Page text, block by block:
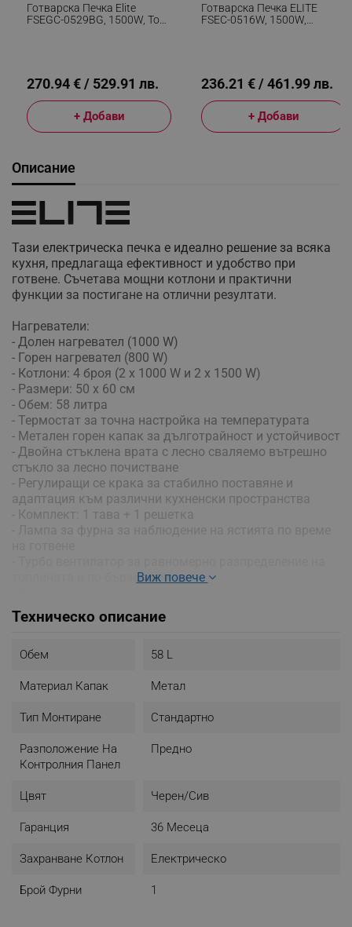
Готварска Печка Elite
FSEGC-0529BG, 1500W, Ток/
270.94 € / 529.91 лв.
+ Добави
Готварска Печка ELITE
FSEC-0516W, 1500W,
236.21 € / 461.99 лв.
+ Добави
Описание
Тази електрическа печка е идеално решение за всяка
кухня, предлагаща ефективност и удобство при
готвене. Съчетава мощни котлони и практични
функции за постигане на отлични резултати.
Нагреватели:
- Долен нагревател (1000 W)
- Горен нагревател (800 W)
- Котлони: 4 броя (2 x 1000 W и 2 x 1500 W)
- Размери: 50 x 60 см
- Обем: 58 литра
- Термостат за точна настройка на температурата
- Метален горен капак за дълготрайност и устойчивост
- Двойна стъклена врата с лесно сваляемо вътрешно
стъкло за лесно почистване
- Регулиращи се крака за стабилно поставяне и
адаптация към различни кухненски пространства
- Комплект: 1 тава + 1 решетка
топлината и по-бързо изпичане
- Цвят: Сив/черен
Виж повече
Техническо описание
Обем 58 L
Материал Капак Метал
Тип Монтиране Стандартно
Разположение На
Контролния Панел
Предно
Цвят Черен/Сив
Гаранция 36 Месеца
Захранване Котлон Електрическо
Брой Фурни 1